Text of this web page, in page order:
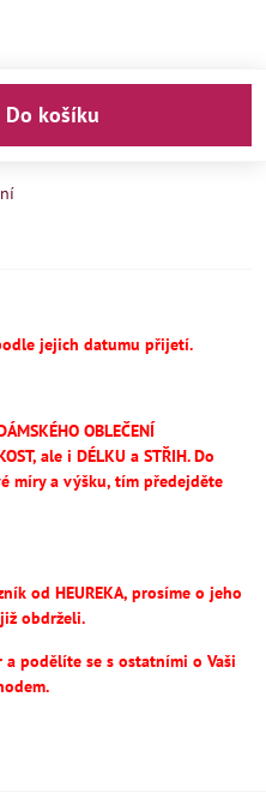
Do košíku
jejich datumu přijetí.
OBLEČENÍ
ale i DÉLKU a STŘIH.Do
míry a výšku, tím předejděte
od HEUREKA, prosíme o jeho
obdrželi.
podělíte se s ostatními o Vaši